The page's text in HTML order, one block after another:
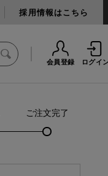
採用情報はこちら
会員登録 ログイ
ご注文完了